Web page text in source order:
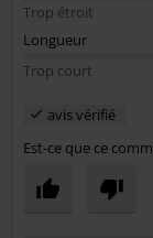
Trop étroit
Longueur
Trop court
avis vérifié
Est-ce que ce